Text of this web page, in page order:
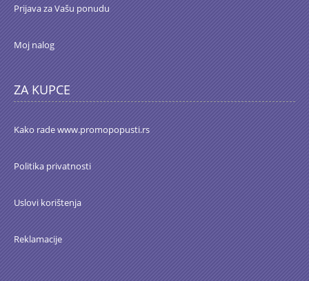
Prijava za Vašu ponudu
Moj nalog
ZA KUPCE
Kako rade www.promopopusti.rs
Politika privatnosti
Uslovi korištenja
Reklamacije